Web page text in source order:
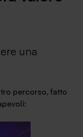
una
percorso, fatto